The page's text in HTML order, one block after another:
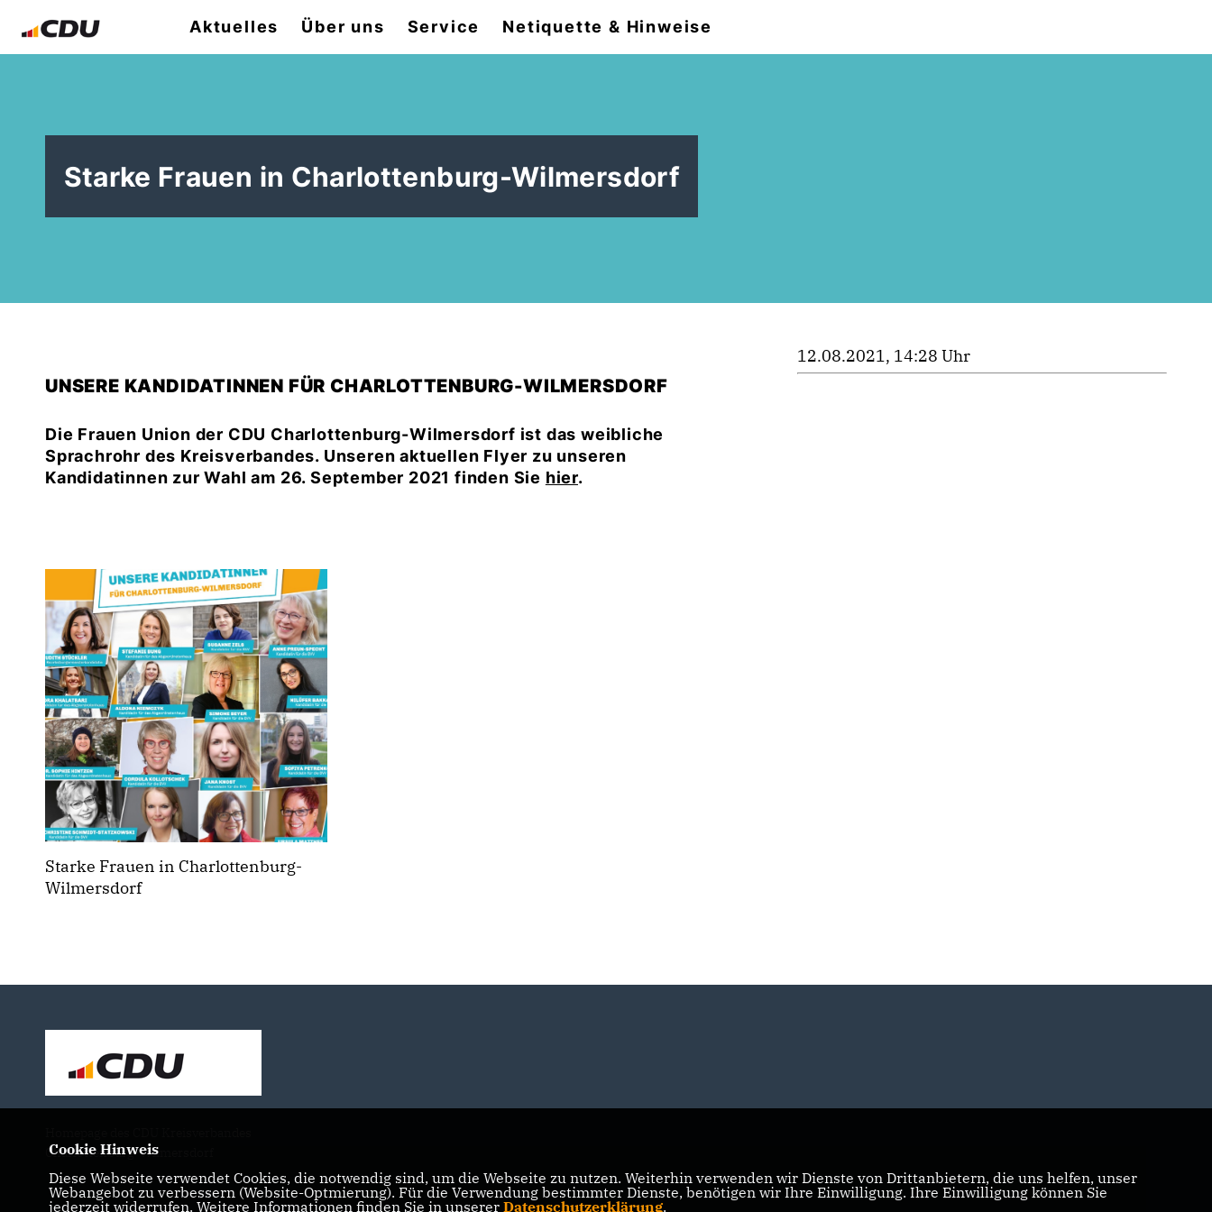
Aktuelles Über uns Service Netiquette & Hinweise
Starke Frauen in Charlottenburg-Wilmersdorf
UNSERE KANDIDATINNEN FÜR CHARLOTTENBURG-WILMERSDORF
Die Frauen Union der CDU Charlottenburg-Wilmersdorf ist das weibliche
Sprachrohr des Kreisverbandes. Unseren aktuellen Flyer zu unseren
Kandidatinnen zur Wahl am 26. September 2021 finden Sie hier.
Starke Frauen in Charlottenburg-
Wilmersdorf
12.08.2021, 14:28 Uhr
Charlottenburg-Wilmersdorf
Cookie Hinweis
Diese Webseite verwendet Cookies, die notwendig sind, um die Webseite zu nutzen. Weiterhin verwenden wir Dienste von Drittanbietern, die uns helfen, unser
Webangebot zu verbessern (Website-Optmierung). Für die Verwendung bestimmter Dienste, benötigen wir Ihre Einwilligung. Ihre Einwilligung können Sie
jederzeit widerrufen. Weitere Informationen finden Sie in unserer Datenschutzerklärung.